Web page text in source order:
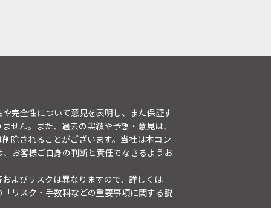
完全性について意見を表明し、また保証す
せん。また、過去の実績や予想・意見は、
除されることがございます。当社は本コン
お客様ご自身の判断と責任でなさるようお
よびリスクは異なりますので、詳しくは
「リスク・手数料などの重要事項に関する説